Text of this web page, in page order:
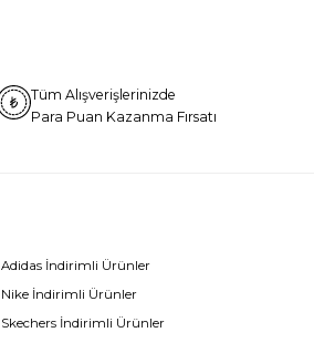
Tüm Alışverişlerinizde
Para Puan Kazanma Fırsatı
Adidas İndirimli Ürünler
Nike İndirimli Ürünler
Skechers İndirimli Ürünler